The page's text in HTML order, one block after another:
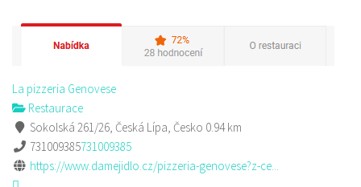
La pizzeria Genovese
Restaurace
Sokolská 261/26, Česká Lípa, Česko 0.94 km
731009385731009385
https://www.damejidlo.cz/pizzeria-genovese?z-ce...